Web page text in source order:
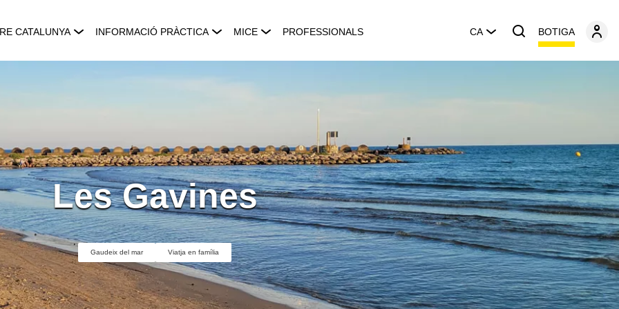
CATALUNYA INFORMACIÓ PRÀCTICA MICE PROFESSIONALS CA BOTIGA
Les Gavines
Gaudeix del mar Viatja en família